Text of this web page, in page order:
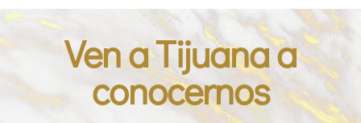
Ven a Tijuana a
conocernos